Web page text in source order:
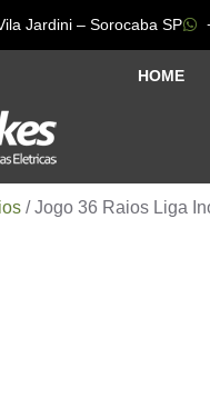
Jardini – Sorocaba SP
HOME
/ Jogo 36 Raios Liga